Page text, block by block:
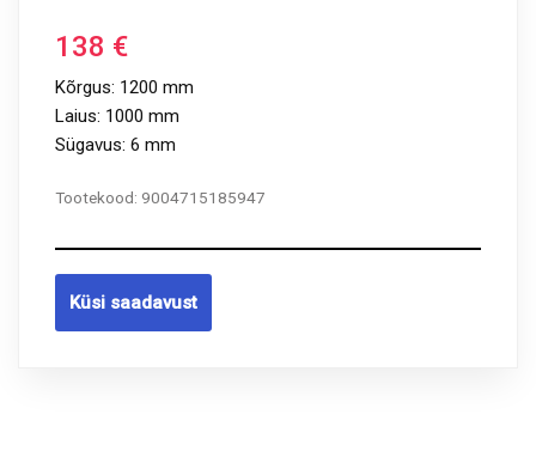
138 €
Kõrgus: 1200 mm
Laius: 1000 mm
Sügavus: 6 mm
Tootekood: 9004715185947
Küsi saadavust